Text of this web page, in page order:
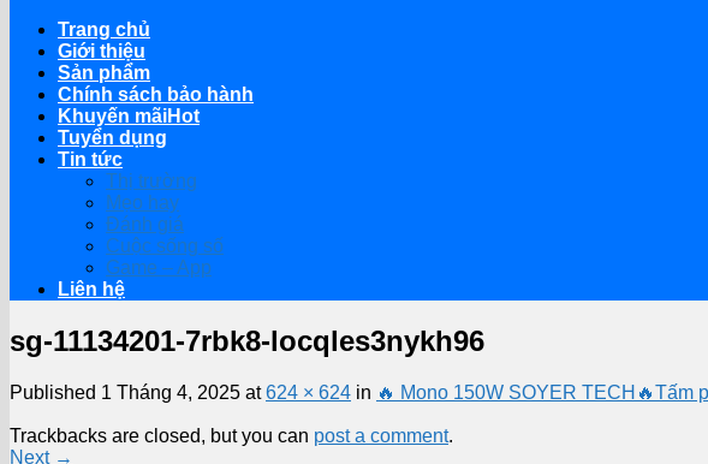
Trang chủ
Giới thiệu
Sản phẩm
Chính sách bảo hành
Khuyến mãi
Tuyển dụng
Tin tức
Thị trường
Mẹo hay
Đánh giá
Cuộc sống số
Game – App
Liên hệ
sg-11134201-7rbk8-locqles3nykh96
Published 1 Tháng 4, 2025 at624 × 624 in 🔥 Mono 150W SOYER TECH🔥Tấm
Trackbacks are closed, but you can post a comment.
Next →